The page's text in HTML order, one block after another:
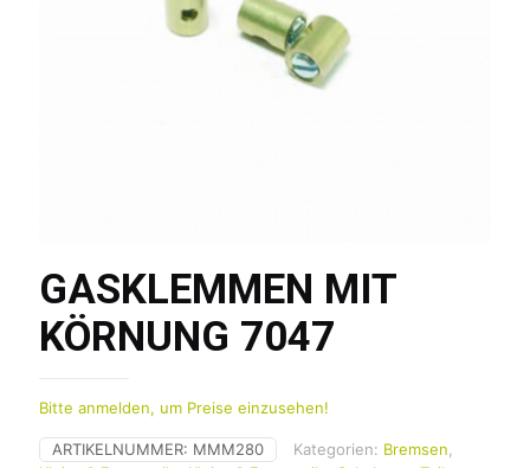
GASKLEMMEN MIT
KÖRNUNG 7047
Bitte anmelden, um Preise einzusehen!
ARTIKELNUMMER: MMM280 Kategorien: Bremsen